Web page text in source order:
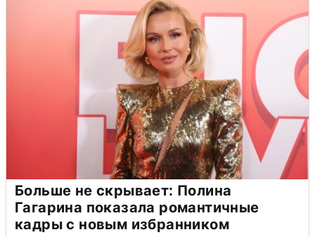
Больше не скрывает: Полина
Гагарина показала романтичные
кадры с новым избранником